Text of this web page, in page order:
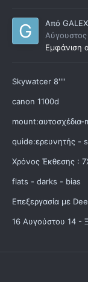
Από GALEX
Αύγουστος
Εμφάνιση
Skywatcer 8''''
canon 1100d
quide:ερευνητής -
Χρόνος Έκθεσης :
flats - darks - bias
Επεξεργασία με
16 Αυγούστου 14 -